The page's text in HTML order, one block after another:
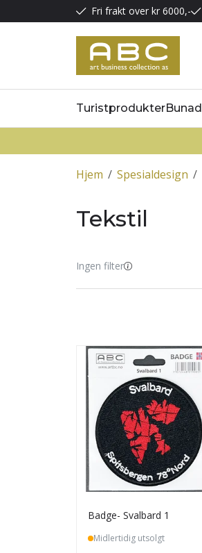
Fri frakt over kr 6000,-
TuristprodukterBunad
/
Hjem /
Spesialdesign
Tekstil
Ingen filter
Badge- Svalbard 1
Midlertidig utsolgt